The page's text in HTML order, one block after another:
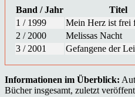
Band / Jahr Titel
1 / 1999
Mein Herz ist frei
2 / 2000
Melissas Nacht
3 / 2001
Gefangene der
Informationen im Überblick:
Bücher insgesamt, zuletzt